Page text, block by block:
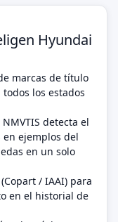
Hyundai
marcas de título
los estados
detecta el
ejemplos del
en un solo
/ IAAI) para
en el historial de